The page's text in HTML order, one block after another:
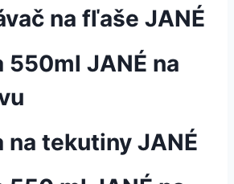
na fľaše JANÉ
550ml JANÉ na
na tekutiny JANÉ